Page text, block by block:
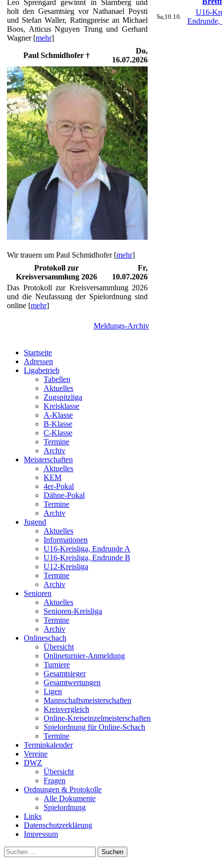
Leo Sprengard gewinnt in Starnberg und
holt den Gesamtsieg vor Nathanael Poysti
und Stefan Waller, Ratingpreise an Michael
Boos, Atticus Nguyen Trung und Gerhard
Wagner [mehr]
Paul Schmidhofer †
Do,
16.07.2026
Wir trauern um Paul Schmidhofer [mehr]
Protokoll zur
Kreisversammlung 2026
Fr,
10.07.2026
Das Protokoll zur Kreisversammlung 2026
und die Neufassung der Spielordnung sind
online [mehr]
Meldungs-Archiv
Sa,10.10.
U16-
Endrunde,
Startseite
Adressen
Ligabetrieb
Tabellen
Aktuelles
Zugspitzliga
Kreisklasse
A-Klasse
B-Klasse
C-Klasse
Termine
Archiv
Meisterschaften
Aktuelles
KEM
4er-Pokal
Dähne-Pokal
Termine
Archiv
Jugend
Aktuelles
Informationen
U16-Kreisliga, Endrunde A
U16-Kreisliga, Endrunde B
U12-Kreisliga
Termine
Archiv
Senioren
Aktuelles
Senioren-Kreisliga
Termine
Archiv
Onlineschach
Übersicht
Onlineturnier-Anmeldung
Turniere
Gesamtsieger
Gesamtwertungen
Ligen
Mannschaftsmeisterschaften
Kreisvergleich
Online-Kreiseinzelmeisterschaften
Spielordnung für Online-Schach
Termine
Terminkalender
Vereine
DWZ
Übersicht
Fragen
Ordnungen & Protokolle
Alle Dokumente
Spielordnung
Links
Datenschutzerklärung
Impressum
Suchen
nach: